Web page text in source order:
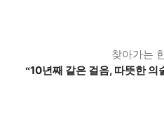
찾아가는
“10년째 같은 걸음, 따뜻한 의